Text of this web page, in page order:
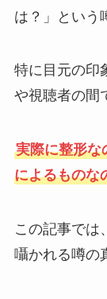
は？」という
特に目元の印
や視聴者の間
実際に整形な
によるものな
この記事では
囁かれる噂の